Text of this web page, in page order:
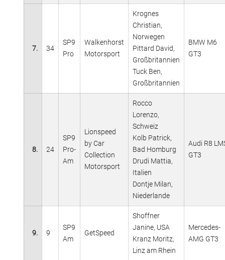
7. 34
SP9
Pro
Walkenhorst
Motorsport
Krognes
Christian,
Norwegen
Pittard David,
Großbritannien
Tuck Ben,
Großbritannien
BMW M6
GT3
8. 24
SP9
Pro-
Am
Lionspeed
by Car
Collection
Motorsport
Rocco
Lorenzo,
Schweiz
Kolb Patrick,
Bad Homburg
Drudi Mattia,
Italien
Dontje Milan,
Niederlande
Audi R8
GT3
9. 9
SP9
Am
GetSpeed
Shoffner
Janine, USA
Kranz Moritz,
Linz am Rhein
Mercedes-
AMG GT3